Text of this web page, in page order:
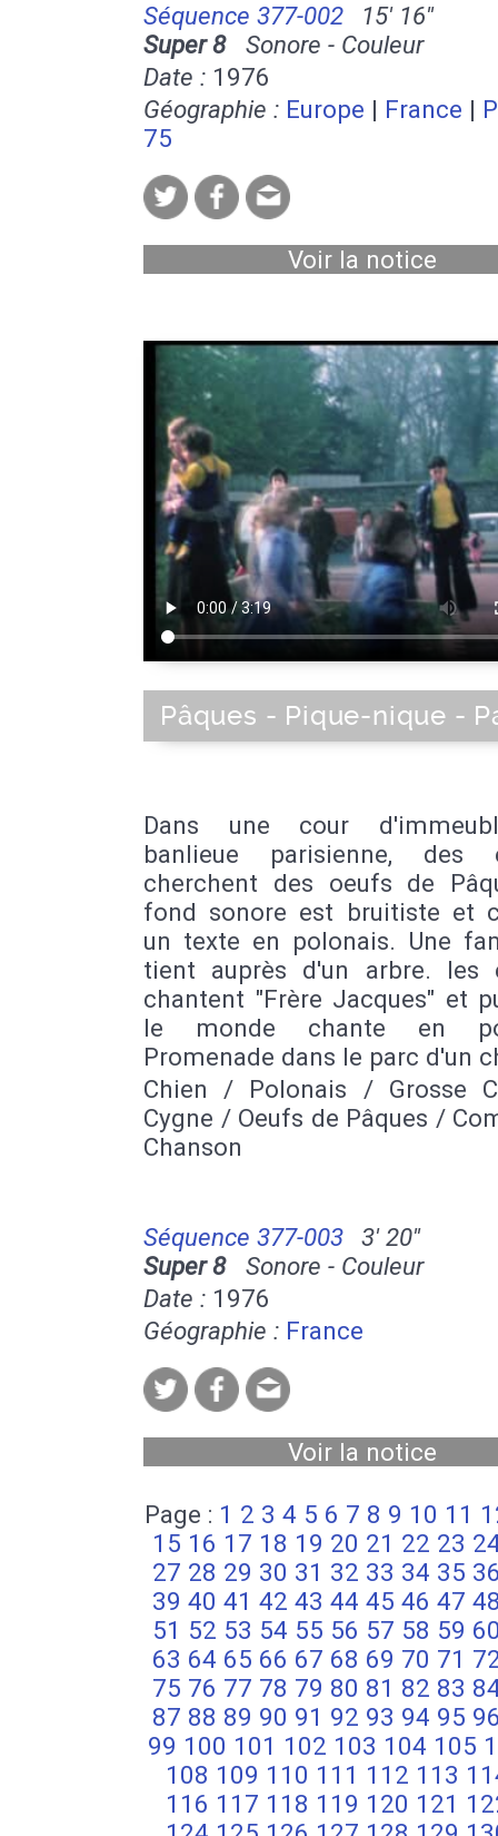
Séquence 377-002
15' 16''
Super 8Sonore - Couleur
Date : 1976
Géographie : Europe | France |
75
Voir la notice
Pâques - Pique-nique -
Dans une cour
banlieue parisienne, des
cherchent des oeufs de
fond sonore est bruitiste et
un texte en polonais. Une
tient auprès d'un arbre. les
chantent "Frère Jacques" et
le monde chante en
Promenade dans le parc d'un
Chien / Polonais / Grosse
Cygne / Oeufs de Pâques /
Chanson
Séquence 377-003
3' 20''
Super 8Sonore - Couleur
Date : 1976
Géographie : France
Voir la notice
Page : 1 2 3 4 5 6 7 8 9 10 11
15 16 17 18 19 20 21 22 23
27 28 29 30 31 32 33 34 35
39 40 41 42 43 44 45 46 47
51 52 53 54 55 56 57 58 59
63 64 65 66 67 68 69 70 71
75 76 77 78 79 80 81 82 83
87 88 89 90 91 92 93 94 95
99 100 101 102 103 104 105
108 109 110 111 112 113
116 117 118 119 120 121